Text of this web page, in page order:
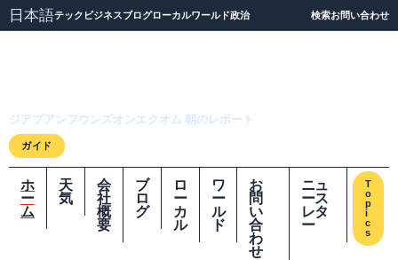
日本語テック ビジネスブログローカルワールド政治 検索お問い合わせ
ジアプアンフウンズオンエクオム 朝のレポート
ガイド
ホ
ー
ム
天
気
会
社
概
要
ブ
ロ
グ
ロ
ー
カ
ル
ワ
ー
ル
ド
お
問
い
合
わ
せ
ニュ
ース
レタ
ー
T
o
p
i
c
s